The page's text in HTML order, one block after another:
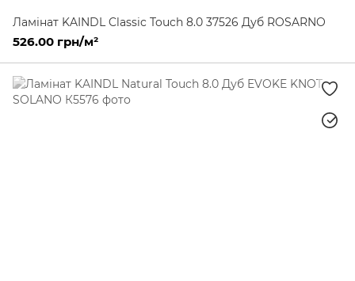
Ламінат KAINDL Classic Touch 8.0 37526 Дуб ROSARNO
526.00 грн/м²